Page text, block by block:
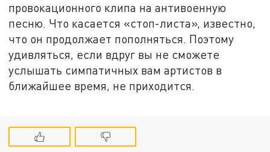
провокационного клипа на антивоенную
песню. Что касается «стоп-листа», известно,
что он продолжает пополняться. Поэтому
удивляться, если вдруг вы не сможете
услышать симпатичных вам артистов в
ближайшее время, не приходится.